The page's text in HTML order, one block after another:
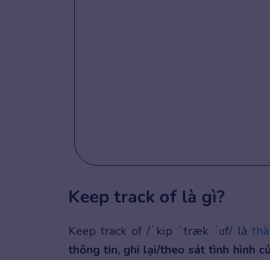
Keep track of là gì?
Keep track of /ˈkip ˈtræk ˈɑf/ là
thông tin, ghi lại/theo sát tình hình